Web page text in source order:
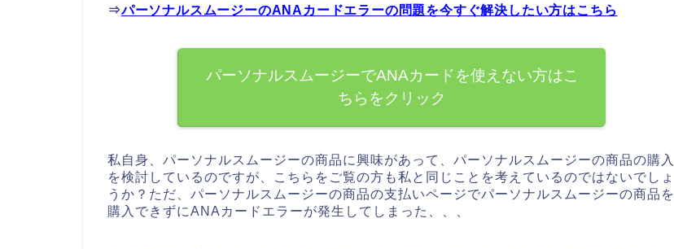
⇒パーソナルスムージーのANAカードエラーの問題を今すぐ解決したい方はこちら
パーソナルスムージーでANAカードを使えない方はこ
ちらをクリック
私自身、パーソナルスムージーの商品に興味があって、パーソナルスムージーの商品の購入
を検討しているのですが、こちらをご覧の方も私と同じことを考えているのではないでしょ
うか？ただ、パーソナルスムージーの商品の支払いページでパーソナルスムージーの商品を
購入できずにANAカードエラーが発生してしまった、、、